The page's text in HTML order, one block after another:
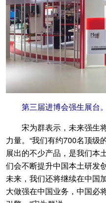
第三届进博会强生展台
宋为群表示，未来强生
力量。“我们有约700名顶级
展出的不少产品，是我们本
们会不断提升中国本土研发
未来，我们还将继续在中国
大做强在中国业务，中国必